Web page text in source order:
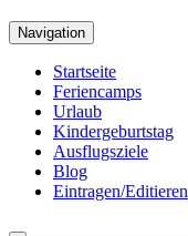
Navigation
Startseite
Feriencamps
Urlaub
Kindergeburtstag
Ausflugsziele
Blog
Eintragen/Editieren